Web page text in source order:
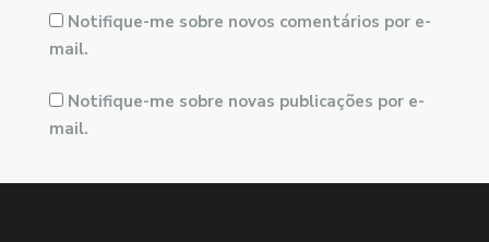
Notifique-me sobre novos comentários por e-
mail.
Notifique-me sobre novas publicações por e-
mail.